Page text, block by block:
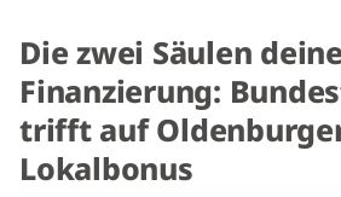
Die zwei Säulen
Finanzierung:
trifft auf
Lokalbonus